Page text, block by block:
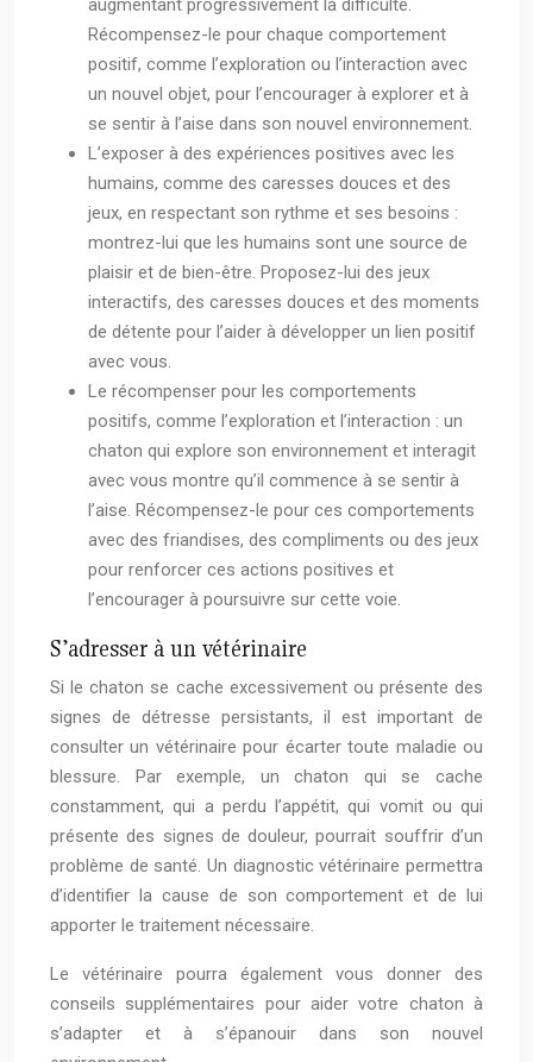
augmentant progressivement la difficulté.
Récompensez-le pour chaque comportement
positif, comme l’exploration ou l’interaction avec
un nouvel objet, pour l’encourager à explorer et à
se sentir à l’aise dans son nouvel environnement.
L’exposer à des expériences positives avec les
humains, comme des caresses douces et des
jeux, en respectant son rythme et ses besoins :
montrez-lui que les humains sont une source de
plaisir et de bien-être. Proposez-lui des jeux
interactifs, des caresses douces et des moments
de détente pour l’aider à développer un lien positif
avec vous.
Le récompenser pour les comportements
positifs, comme l’exploration et l’interaction : un
chaton qui explore son environnement et interagit
avec vous montre qu’il commence à se sentir à
l’aise. Récompensez-le pour ces comportements
avec des friandises, des compliments ou des jeux
pour renforcer ces actions positives et
l’encourager à poursuivre sur cette voie.
S’adresser à un vétérinaire
Si le chaton se cache excessivement ou présente des
signes de détresse persistants, il est important de
consulter un vétérinaire pour écarter toute maladie ou
blessure. Par exemple, un chaton qui se cache
constamment, qui a perdu l’appétit, qui vomit ou qui
présente des signes de douleur, pourrait souffrir d’un
problème de santé. Un diagnostic vétérinaire permettra
d’identifier la cause de son comportement et de lui
apporter le traitement nécessaire.
Le vétérinaire pourra également vous donner des
conseils supplémentaires pour aider votre chaton à
s’adapter et à s’épanouir dans son nouvel